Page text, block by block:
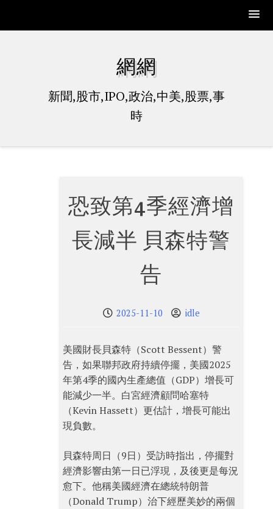
網網
新聞,股市,IPO,政治,中美,股票,事
時
恐致第4季經濟增
長減半 貝森特警
告
2025-11-10 idle
美國財長貝森特（Scott Bessent）警
告，如果聯邦政府持續停擺，美國2025
年第4季的國內生產總值（GDP）增長可
能減少一半。白宮經濟顧問哈塞特
（Kevin Hassett）更估計，增長可能出
現負數。
貝森特周日（9日）受訪時指出，停擺對
經濟影響由第一日已浮現，及後更是每況
愈下。他稱美國經濟在總統特朗普
（Donald Trump）治下經歷美妙的兩個